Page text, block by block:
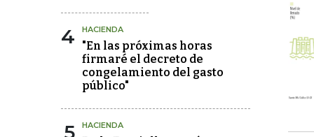
4 HACIENDA
"En las próximas horas
firmaré el decreto de
congelamiento del gasto
público"
5 HACIENDA